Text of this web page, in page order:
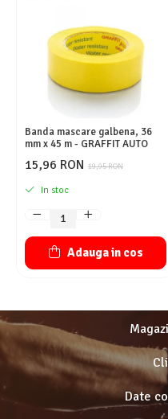
Banda mascare galbena, 36
mm x 45 m - GRAFFIT AUTO
19,95 RON
15,96 RON
In stoc
Adauga in cos
Date